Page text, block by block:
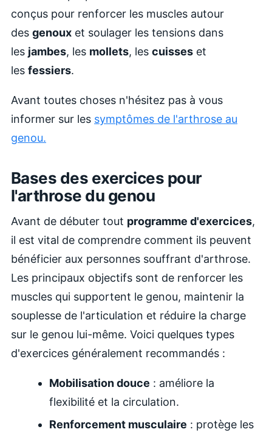
conçus pour renforcer les muscles autour
des genoux et soulager les tensions dans
les jambes, les mollets, les cuisses et
les fessiers.
Avant toutes choses n'hésitez pas à vous
informer sur les symptômes de l'arthrose au
genou.
Bases des exercices pour
l'arthrose du genou
Avant de débuter tout programme d'exercices,
il est vital de comprendre comment ils peuvent
bénéficier aux personnes souffrant d'arthrose.
Les principaux objectifs sont de renforcer les
muscles qui supportent le genou, maintenir la
souplesse de l'articulation et réduire la charge
sur le genou lui-même. Voici quelques types
d'exercices généralement recommandés :
Mobilisation douce : améliore la
flexibilité et la circulation.
Renforcement musculaire : protège les